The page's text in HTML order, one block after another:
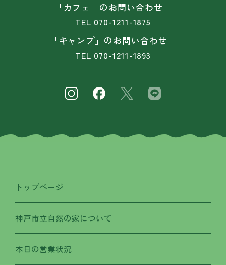
「カフェ」のお問い合わせ
TEL 070-1211-1875
「キャンプ」のお問い合わせ
TEL 070-1211-1893
トップページ
神戸市立自然の家について
本日の営業状況